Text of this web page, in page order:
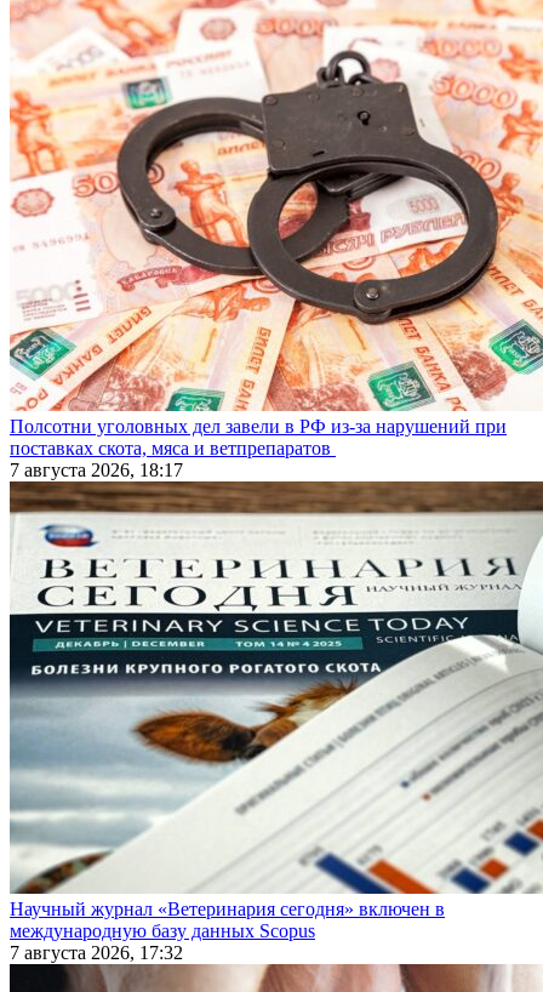
Полсотни уголовных дел завели в РФ из-за нарушений при
поставках скота, мяса и ветпрепаратов
7 августа 2026, 18:17
Научный журнал «Ветеринария сегодня» включен в
международную базу данных Scopus
7 августа 2026, 17:32